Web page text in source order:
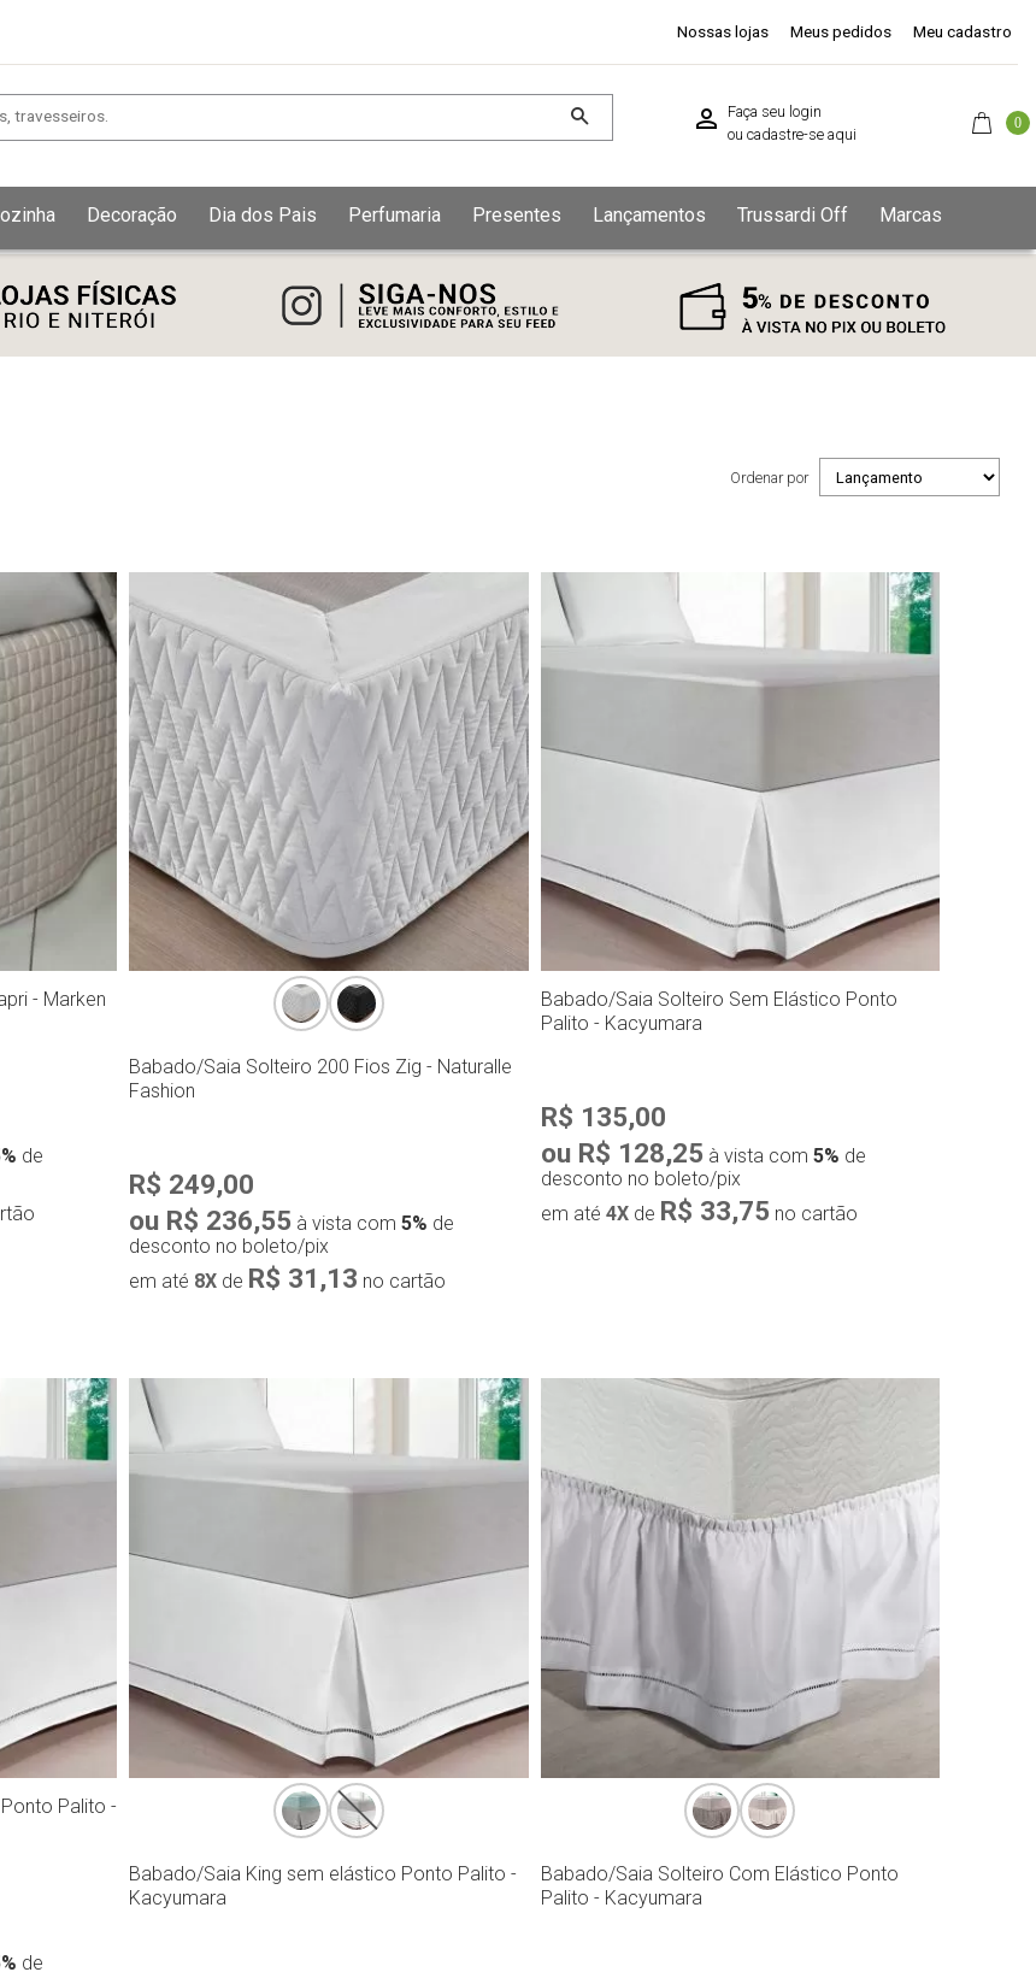
Nossas lojas Meus pedidos Meu cadastro
Faça seu login
ou cadastre-se aqui
0
Decoração Dia dos Pais Perfumaria Presentes Lançamentos Trussardi Off Marcas
- Marken
de
Babado/Saia Solteiro 200 Fios Zig - Naturalle
Fashion
R$ 249,00
ou R$ 236,55 à vista com5% de
desconto no boleto/pix
em até 8X de R$ 31,13 no cartão
Babado/Saia Solteiro Sem Elástico Ponto
Palito - Kacyumara
R$ 135,00
ou R$ 128,25 à vista com 5% de
desconto no boleto/pix
em até 4Xde R$ 33,75 no cartão
Compra rápida
Palito -
de
Babado/Saia King sem elástico Ponto Palito -
Kacyumara
Babado/Saia Solteiro Com Elástico Ponto
Palito - Kacyumara